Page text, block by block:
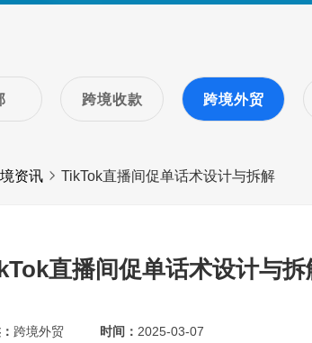
跨境收款 跨境外贸
资讯 TikTok直播间促单话术设计与拆解
直播间促单话术设计与拆
跨境外贸 时间： 2025-03-07